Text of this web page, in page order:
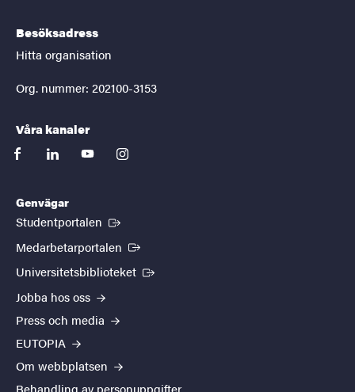
Besöksadress
Hitta organisation
Org. nummer: 202100-3153
Våra kanaler
facebooklinkedinyoutubeinstagram
Genvägar
Studentportalen (Extern länk)
Medarbetarportalen (Extern länk)
Universitetsbiblioteket (Extern länk)
Jobba hos oss
Press och media
EUTOPIA
Om webbplatsen
Behandling av personuppgifter